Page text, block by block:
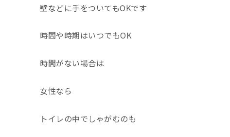
壁などに手をついてもOKです
時間や時期はいつでもOK
時間がない場合は
女性なら
トイレの中でしゃがむのも